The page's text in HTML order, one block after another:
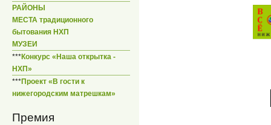
РАЙОНЫ
МЕСТА традиционного
бытования НХП
МУЗЕИ
***Конкурс «Наша открытка -
НХП»
***Проект «В гости к
нижегородским матрешкам»
Премия